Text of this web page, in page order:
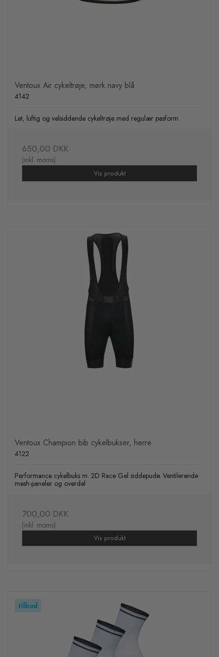
Ventoux Air cykeltrøje, mørk navy blå
4142
Let, luftig og velsiddende cykeltrøje med regulær pasform
650,00 DKK
(inkl. moms)
Vis produkt
Ventoux Champion bib cykelbukser, herre
4122
Performance cykelbuks m. 2D Race Gel siddepude. Ventilerende
mesh-paneler og overdel
700,00 DKK
(inkl. moms)
Vis produkt
tilbud